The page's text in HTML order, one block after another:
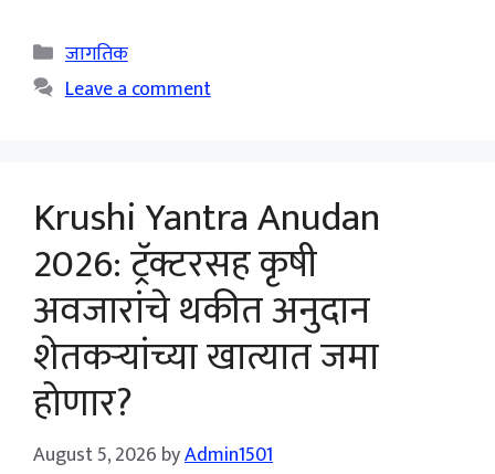
Categories
जागतिक
Leave a comment
Krushi Yantra Anudan
2026: ट्रॅक्टरसह कृषी
अवजारांचे थकीत अनुदान
शेतकऱ्यांच्या खात्यात जमा
होणार?
August 5, 2026 byAdmin1501